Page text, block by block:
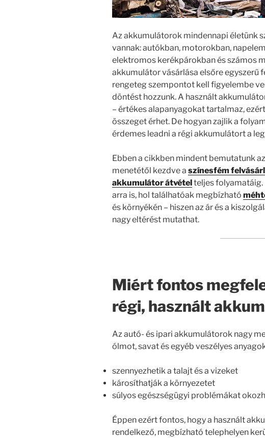
Az akkumulátorok mindennapi életünk
vannak: autókban, motorokban,
elektromos kerékpárokban és számos
akkumulátor vásárlása elsőre egyszerű
rengeteg szempontot kell figyelembe
döntést hozzunk. A használt
– értékes alapanyagokat tartalmaz,
összeget érhet. De hogyan zajlik a
érdemes leadni a régi akkumulátort a
Ebben a cikkben mindent bemutatunk
menetétől kezdve a színesfém
akkumulátor átvételteljes
arra is, hol találhatóak megbízható
és környékén – hiszen az ár és a
nagy eltérést mutathat.
Miért fontos
régi, használt
Az autó- és ipari akkumulátorok nagy
ólmot, savat és egyéb veszélyes
szennyezhetik a talajt és a vizeket
károsíthatják a környezetet
súlyos egészségügyi problémákat
Éppen ezért fontos, hogy a használt
rendelkező, megbízható telephelyen